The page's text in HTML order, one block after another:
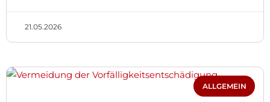
21.05.2026
ALLGEMEIN